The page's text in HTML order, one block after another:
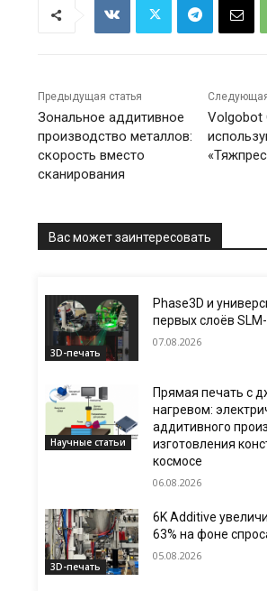
Предыдущая статья
Зональное аддитивное
производство металлов:
скорость вместо
сканирования
Volgobot
Вас может заинтересовать
3D-печать
Phase3D и
первых слоёв
07.08.2026
Научные статьи
Прямая печать с
нагревом:
аддитивного
изготовления
космосе
06.08.2026
3D-печать
6K Additive
63% на фоне
05.08.2026